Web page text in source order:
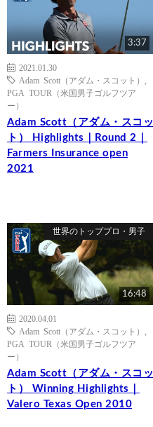
3:37
2021.01.30
Adam Scott（アダム・スコット）
PGA TOUR（米国男子ゴルフツア
ー）
Adam Scott（アダム・スコッ
ト） Highlights｜Round 2｜
Farmers Insurance open
2021
世界のトッププロ・男子
16:48
2020.04.01
Adam Scott（アダム・スコット）
PGA TOUR（米国男子ゴルフツア
ー）
Adam Scott（アダム・スコッ
ト） Winning Highlights｜
Valero Texas Open 2010